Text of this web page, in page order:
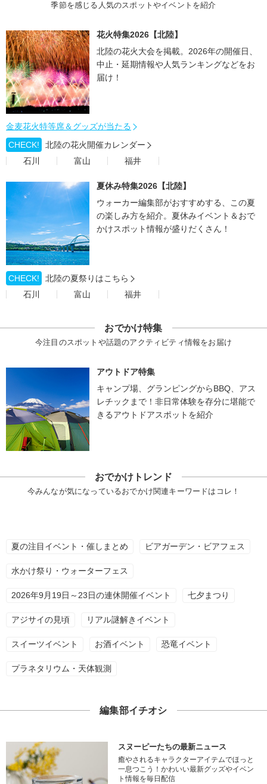
季節を感じる人気のスポットやイベントを紹介
花火特集2026【北陸】
北陸の花火大会を掲載。2026年の開催日、
中止・延期情報や人気ランキングなどをお
届け！
金麦花火特等席＆グッズが当たる
CHECK!
北陸の花火開催カレンダー
石川
富山 福井
夏休み特集2026【北陸】
ウォーカー編集部がおすすめする、この夏
の楽しみ方を紹介。夏休みイベント＆おで
かけスポット情報が盛りだくさん！
CHECK!
北陸の夏祭りはこちら
石川
富山 福井
おでかけ特集
今注目のスポットや話題のアクティビティ情報をお届け
アウトドア特集
キャンプ場、グランピングからBBQ、アス
レチックまで！非日常体験を存分に堪能で
きるアウトドアスポットを紹介
おでかけトレンド
今みんなが気になっているおでかけ関連キーワードはコレ！
夏の注目イベント・催しまとめ ビアガーデン・ビアフェス
水かけ祭り・ウォーターフェス
2026年9月19日～23日の連休開催イベント 七夕まつり
アジサイの見頃 リアル謎解きイベント
スイーツイベント お酒イベント 恐竜イベント
プラネタリウム・天体観測
編集部イチオシ
スヌーピーたちの最新ニュース
癒やされるキャラクターアイテムでほっと
一息つこう！かわいい最新グッズやイベン
ト情報を毎日配信